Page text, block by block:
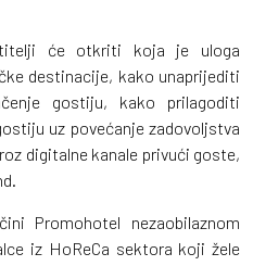
će otkriti koja je uloga
destinacije, kako unaprijediti
gostiju, kako prilagoditi
uz povećanje zadovoljstva
digitalne kanale privući goste,
Promohotel nezaobilaznom
iz HoReCa sektora koji žele